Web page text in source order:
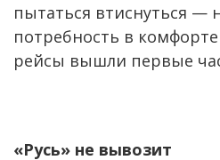
пытаться втиснуться —
потребность в
рейсы вышли первые
«Русь» не вывозит